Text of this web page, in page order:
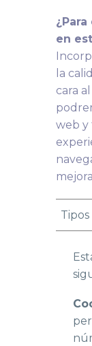
en
la
cara
web y
Tipos